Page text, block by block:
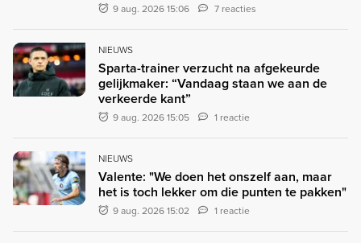
9 aug. 2026 15:06 7 reacties
NIEUWS
Sparta-trainer verzucht na afgekeurde
gelijkmaker: “Vandaag staan we aan de
verkeerde kant”
9 aug. 2026 15:05 1 reactie
NIEUWS
Valente: "We doen het onszelf aan, maar
het is toch lekker om die punten te pakken"
9 aug. 2026 15:02 1 reactie